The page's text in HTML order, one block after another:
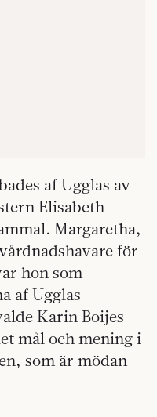
af Ugglas av
Elisabeth
Margaretha,
för
hon som
af Ugglas
Karin Boijes
mål och mening i
som är mödan